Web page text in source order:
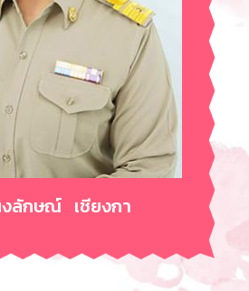
ลักษณ์ เชียงกา